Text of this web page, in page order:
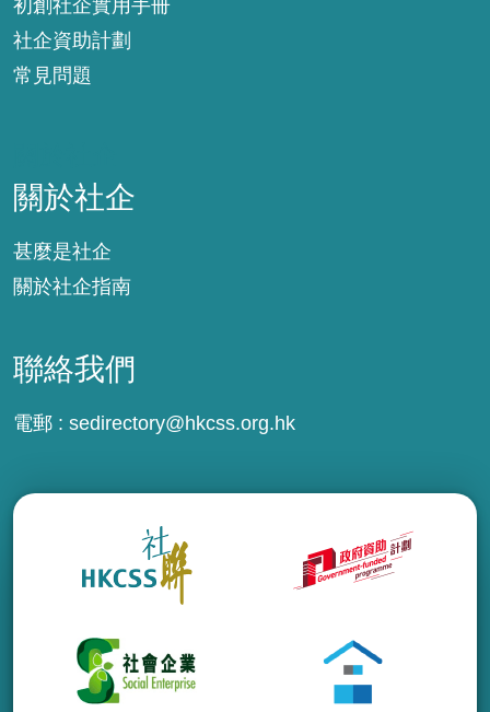
初創社企實用手冊
社企資助計劃
常見問題
關於社企
甚麼是社企
關於社企指南
聯絡我們
電郵 : sedirectory@hkcss.org.hk